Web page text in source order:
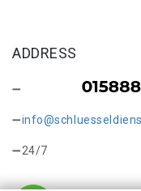
ADDRESS
24/7